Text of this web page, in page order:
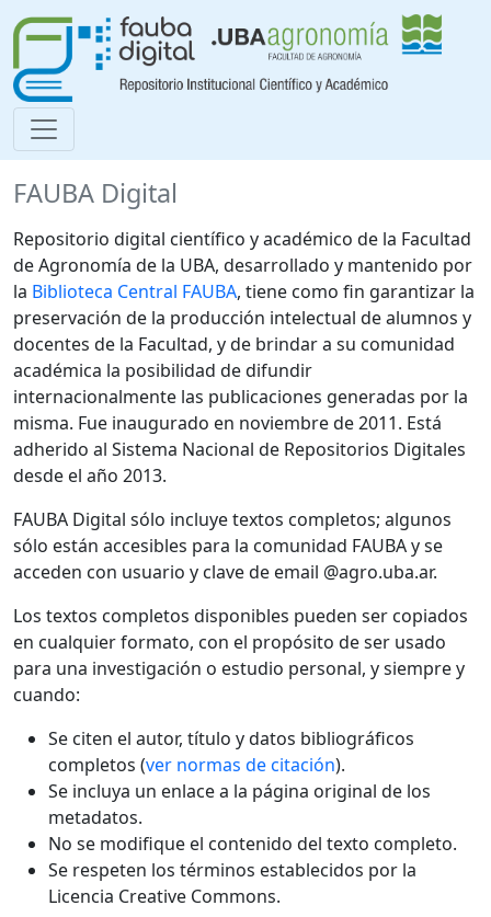
FAUBA Digital
Repositorio digital científico y académico de la Facultad
de Agronomía de la UBA, desarrollado y mantenido por
la Biblioteca Central FAUBA, tiene como fin garantizar la
preservación de la producción intelectual de alumnos y
docentes de la Facultad, y de brindar a su comunidad
académica la posibilidad de difundir
internacionalmente las publicaciones generadas por la
misma. Fue inaugurado en noviembre de 2011. Está
adherido al Sistema Nacional de Repositorios Digitales
desde el año 2013.
FAUBA Digital sólo incluye textos completos; algunos
sólo están accesibles para la comunidad FAUBA y se
acceden con usuario y clave de email @agro.uba.ar.
Los textos completos disponibles pueden ser copiados
en cualquier formato, con el propósito de ser usado
para una investigación o estudio personal, y siempre y
cuando:
Se citen el autor, título y datos bibliográficos
completos (ver normas de citación).
Se incluya un enlace a la página original de los
metadatos.
No se modifique el contenido del texto completo.
Se respeten los términos establecidos por la
Licencia Creative Commons.